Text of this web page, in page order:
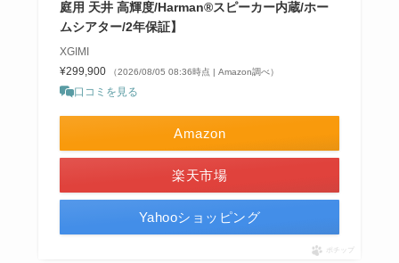
庭用 天井 高輝度/Harman®スピーカー内蔵/ホー
ムシアター/2年保証】
XGIMI
¥299,900
（2026/08/05 08:36時点 | Amazon調べ）
口コミを見る
Amazon
楽天市場
Yahooショッピング
ポチップ